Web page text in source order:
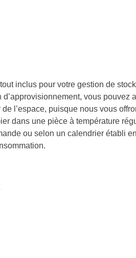
inclus pour votre gestion de
vous pouvez
l’espace, puisque nous vous
dans une pièce à température
ou selon un calendrier établi en